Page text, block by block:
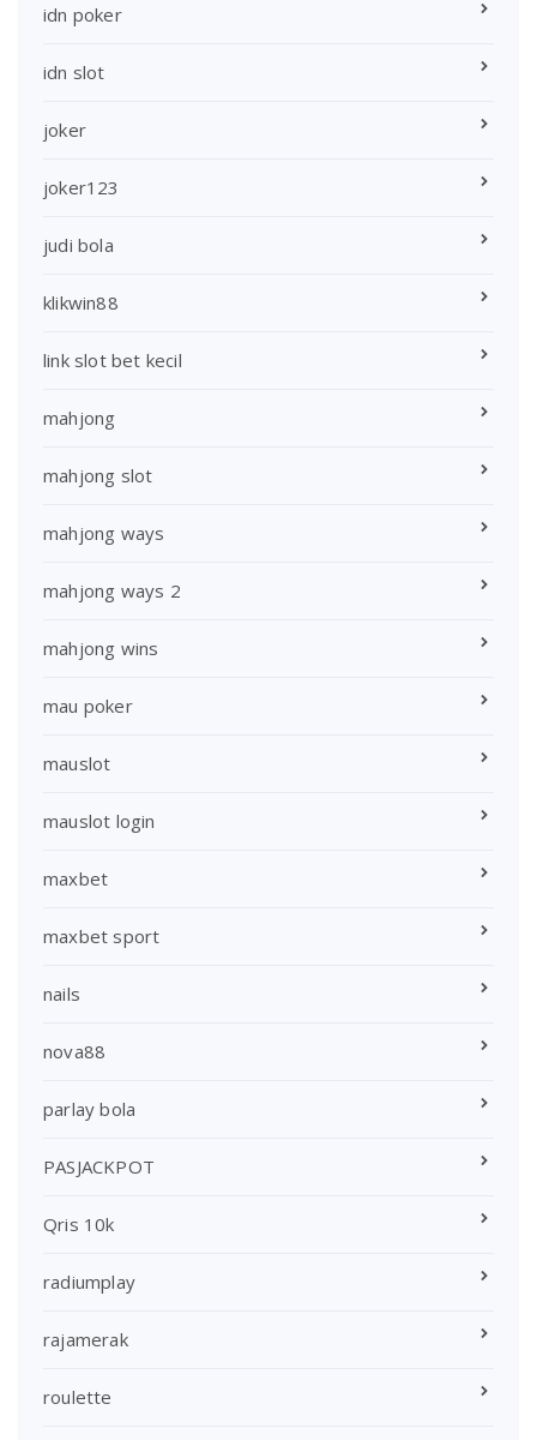
idn poker
idn slot
joker
joker123
judi bola
klikwin88
link slot bet kecil
mahjong
mahjong slot
mahjong ways
mahjong ways 2
mahjong wins
mau poker
mauslot
mauslot login
maxbet
maxbet sport
nails
nova88
parlay bola
PASJACKPOT
Qris 10k
radiumplay
rajamerak
roulette